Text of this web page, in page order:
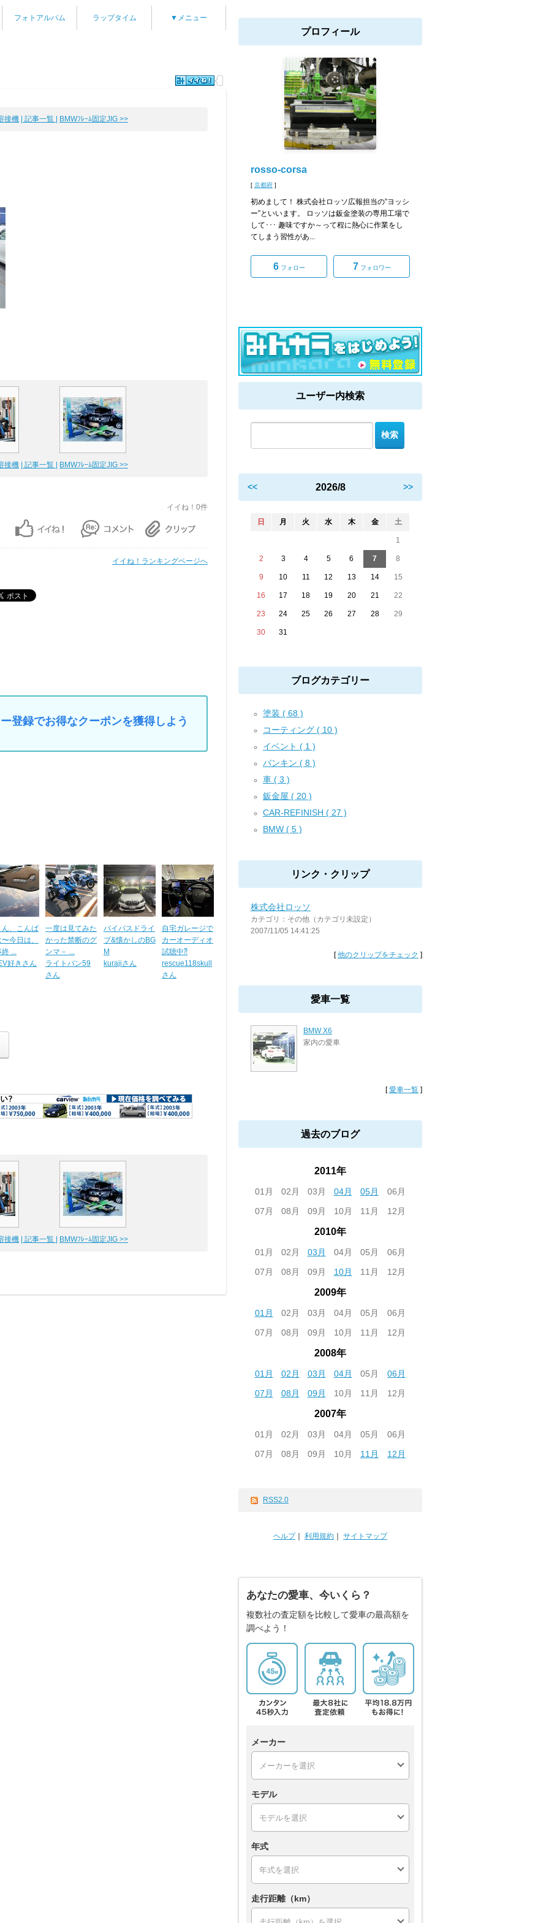
フォトアルバム ラップタイム ▼メニュー
機 | 記事一覧 | BMWﾌﾚｰﾑ固定JIG >>
機 | 記事一覧 | BMWﾌﾚｰﾑ固定JIG >>
イイね！0件
イイね！ランキングページへ
登録でお得なクーポンを獲得しよう
ん、こんば
今日は、
...
好きさん
一度は見てみた
かった禁断のグ
ンマ－ ...
ライトバン59
さん
バイパスドライ
ブ&懐かしのBG
M
kurajiさん
自宅ガレージで
カーオーディオ
試聴中⁈
rescue118skull
さん
機 | 記事一覧 | BMWﾌﾚｰﾑ固定JIG >>
プロフィール
rosso-corsa
[ 京都府 ]
初めまして！ 株式会社ロッソ広報担当の”ヨッシ
ー”といいます。 ロッソは鈑金塗装の専用工場で
して･･･ 趣味ですか～って程に熱心に作業をし
てしまう習性があ...
6フォロー 7 フォロワー
ユーザー内検索
<< 2026/8 >>
日 月 火 水 木 金 土
1
2 3 4 5 6 7 8
9 10 11 12 13 14 15
16 17 18 19 20 21 22
23 24 25 26 27 28 29
30 31
ブログカテゴリー
塗装 ( 68 )
コーティング ( 10 )
イベント ( 1 )
バンキン ( 8 )
車 ( 3 )
鈑金屋 ( 20 )
CAR-REFINISH ( 27 )
BMW ( 5 )
リンク・クリップ
株式会社ロッソ
カテゴリ：その他（カテゴリ未設定）
2007/11/05 14:41:25
[他のクリップをチェック ]
愛車一覧
BMW X6
家内の愛車
[愛車一覧 ]
過去のブログ
2011年
01月 02月 03月 04月 05月
06月
07月
08月 09月 10月 11月 12月
2010年
01月 02月 03月 04月 05月
06月
07月
08月 09月 10月 11月 12月
2009年
01月 02月 03月 04月 05月
06月
07月
08月 09月 10月 11月 12月
2008年
01月 02月 03月 04月 05月
06月
07月
08月 09月 10月 11月 12月
2007年
01月 02月 03月 04月 05月
06月
07月
08月 09月 10月 11月 12月
RSS2.0
ヘルプ｜ 利用規約 サイトマップ
あなたの愛車、今いくら？
複数社の査定額を比較して愛車の最高額を
調べよう！
メーカー
モデル
年式
走行距離（km）